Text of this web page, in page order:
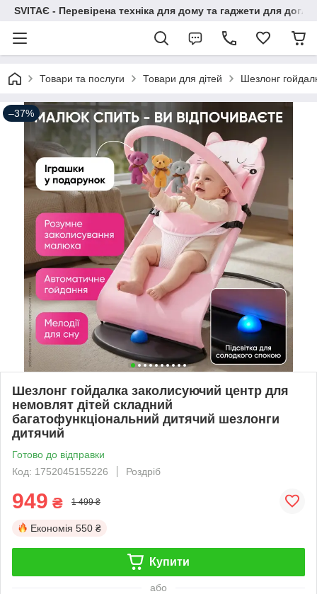
SVITAЄ - Перевірена техніка для дому та гаджети для
Товари та послуги Товари для дітей Шезлонг
–37%
Шезлонг гойдалка заколисуючий центр для
немовлят дітей складний
багатофункціональний дитячий шезлонги
дитячий
Готово до відправки
Код: 1752045155226
Роздріб
949 ₴ 1 499 ₴
Економія 550 ₴
Купити
або